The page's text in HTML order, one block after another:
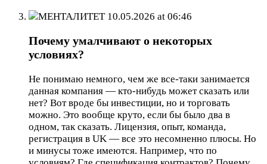
МЕНТАЛИТЕТ 10.05.2026 at 06:46
Почему умалчивают о некоторых
условиях?
Не понимаю немного, чем же все-таки занимается
данная компания — кто-нибудь может сказать или
нет? Вот вроде бы инвестиции, но и торговать
можно. Это вообще круто, если бы было два в
одном, так сказать. Лицензия, опыт, команда,
регистрация в UK — все это несомненно плюсы. Но
и минусы тоже имеются. Например, что по